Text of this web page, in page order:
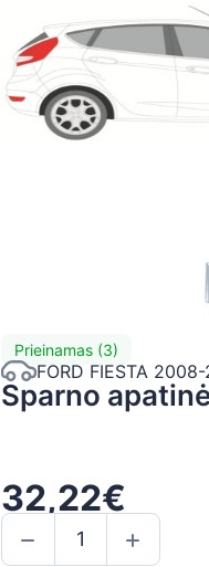
Prieinamas (3)
FORD FIESTA 2008-
Sparno
32,22€